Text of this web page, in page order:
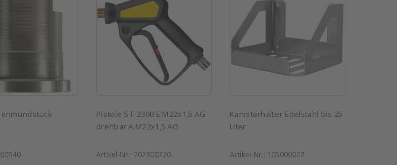
60540
Pistole ST-2300 E:M22x1,5 AG
drehbar A:M22x1,5 AG
Artikel-Nr.: 202300720
Kanisterhalter Edelstahl bis 25
Liter
Artikel-Nr.: 105000002